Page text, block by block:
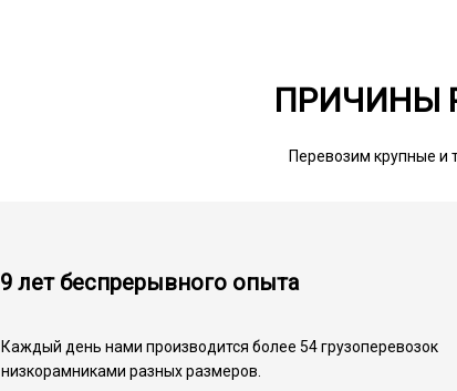
ПРИЧИНЫ
Перевозим крупные и
9 лет беспрерывного опыта
Каждый день нами производится более 54 грузоперевозок
низкорамниками разных размеров.